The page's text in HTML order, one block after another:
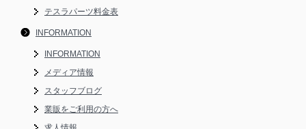
テスラパーツ料金表
INFORMATION
INFORMATION
メディア情報
スタッフブログ
業販をご利用の方へ